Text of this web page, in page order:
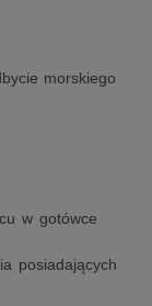
morskiego
w gotówce
posiadających